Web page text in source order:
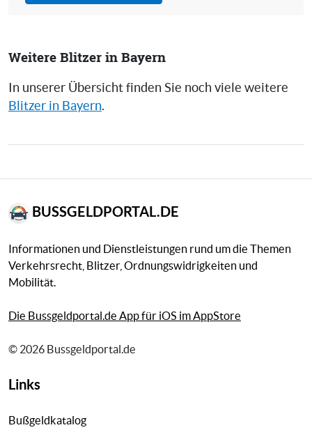
Weitere Blitzer in Bayern
In unserer Übersicht finden Sie noch viele weitere
Blitzer in Bayern.
BUSSGELDPORTAL.DE
Informationen und Dienstleistungen rund um die Themen
Verkehrsrecht, Blitzer, Ordnungswidrigkeiten und
Mobilität.
Die Bussgeldportal.de App für iOS im AppStore
© 2026 Bussgeldportal.de
Links
Bußgeldkatalog